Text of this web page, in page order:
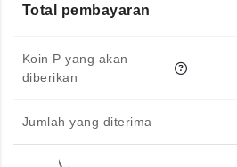
Total pembayaran
Koin P yang akan
diberikan
Jumlah yang diterima